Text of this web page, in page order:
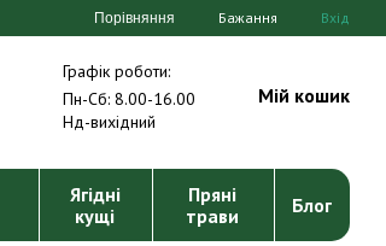
Порівняння Бажання Вхід
Графік роботи:
Пн-Сб: 8.00-16.00
Нд-вихідний
Мій кошик
Ягідні
кущі
Пряні
трави
Блог